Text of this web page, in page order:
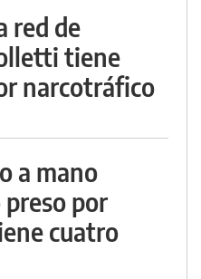
red de
tiene
narcotráfico
a mano
por
cuatro